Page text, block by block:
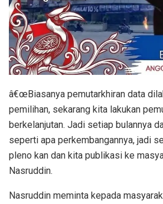
â€œBiasanya pemutarkhiran data
pemilihan, sekarang kita lakukan
berkelanjutan. Jadi setiap bulannya
seperti apa perkembangannya, jadi
pleno kan dan kita publikasi ke
Nasruddin.
Nasruddin meminta kepada